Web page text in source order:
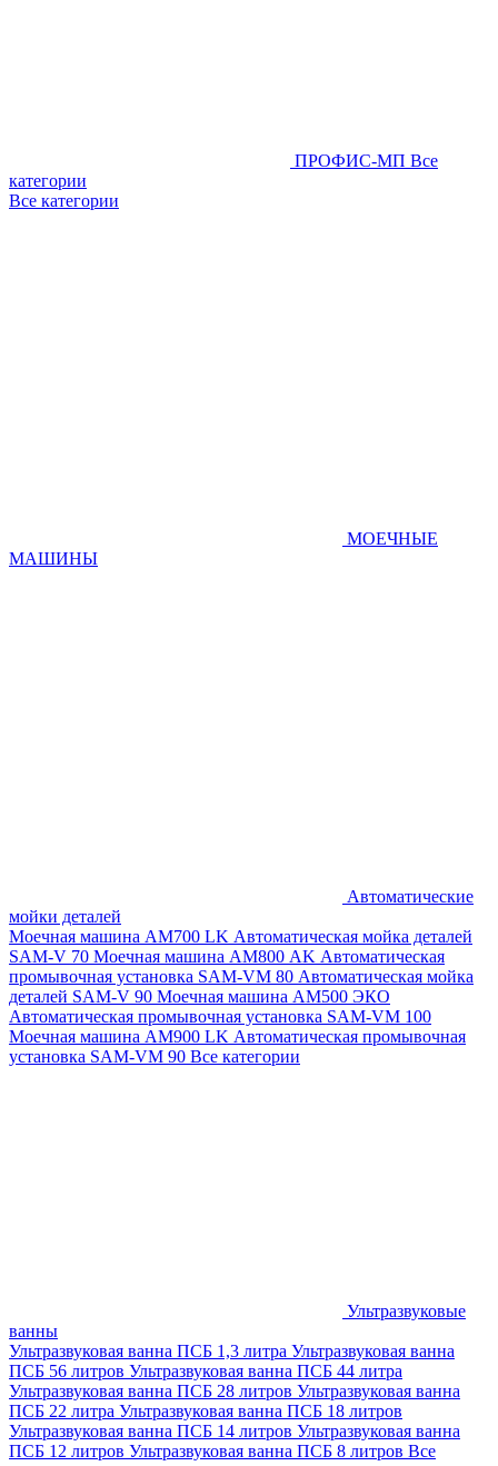
ПРОФИС-МП Все
категории
Все категории
МОЕЧНЫЕ
МАШИНЫ
Автоматические
мойки деталей
Моечная машина AM700 LK Автоматическая мойка деталей
SAM-V 70 Моечная машина АМ800 AK Автоматическая
промывочная установка SAM-VM 80 Автоматическая мойка
деталей SAM-V 90 Моечная машина АМ500 ЭКО
Автоматическая промывочная установка SAM-VM 100
Моечная машина AM900 LK Автоматическая промывочная
установка SAM-VM 90 Все категории
Ультразвуковые
ванны
Ультразвуковая ванна ПСБ 1,3 литра Ультразвуковая ванна
ПСБ 56 литров Ультразвуковая ванна ПСБ 44 литра
Ультразвуковая ванна ПСБ 28 литров Ультразвуковая ванна
ПСБ 22 литра Ультразвуковая ванна ПСБ 18 литров
Ультразвуковая ванна ПСБ 14 литров Ультразвуковая ванна
ПСБ 12 литров Ультразвуковая ванна ПСБ 8 литров Все